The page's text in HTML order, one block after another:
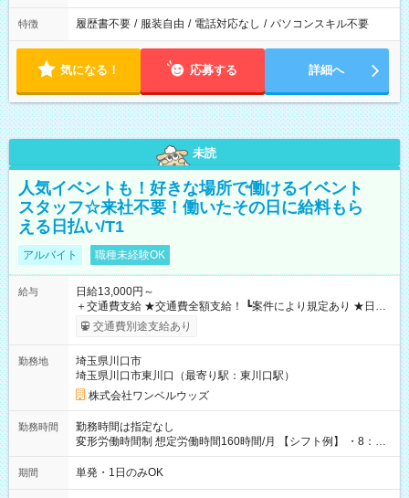
特徴 履歴書不要 / 服装自由 / 電話対応なし / パソコンスキル不要
気になる！ 応募する 詳細へ
未読
人気イベントも！好きな場所で働けるイベント
スタッフ☆来社不要！働いたその日に給料もら
える日払い/T1
アルバイト 職種未経験OK
給与
日給13,000円～
＋交通費支給 ★交通費全額支給！ ┗案件により規定あり ★日払
いOK！（規定あり） ┗働いたその日に現金GET♪ お仕事後はコ
ンビニATMから 日払い分を引き落とせます！ 【試用期間】試
交通費別途支給あり
勤務地
埼玉県川口市
埼玉県川口市東川口（最寄り駅：東川口駅）
株式会社ワンベルウッズ
勤務時間
勤務時間は指定なし
変形労働時間制 想定労働時間160時間/月 【シフト例】 ・8：00
～21：00
期間 単発・1日のみOK